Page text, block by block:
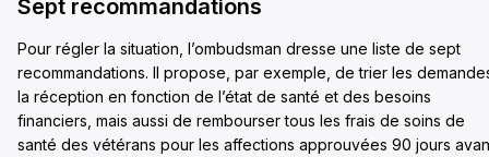
Sept recommandations
Pour régler la situation, l’ombudsman dresse une liste de sept
recommandations. Il propose, par exemple, de trier les
la réception en fonction de l’état de santé et des besoins
financiers, mais aussi de rembourser tous les frais de soins de
santé des vétérans pour les affections approuvées 90 jours